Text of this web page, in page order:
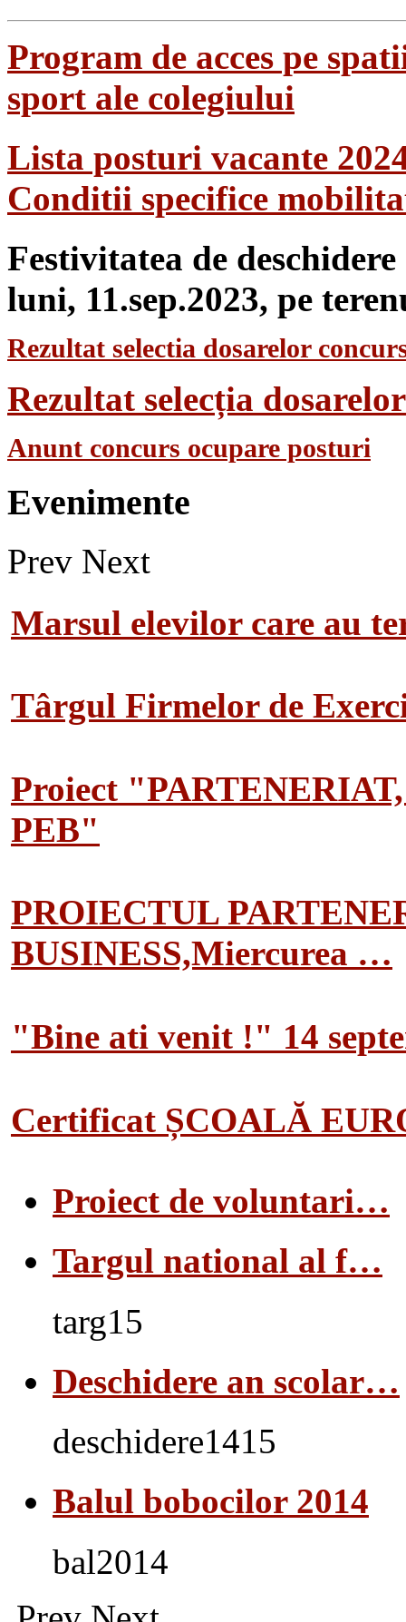
Program de acces pe
sport ale colegiului
Lista posturi vacante
Conditii specifice
Festivitatea de
luni, 11.sep.2023, pe
Rezultat selectia dosarelor
Rezultat selecția
Anunt concurs ocupare posturi
Evenimente
Prev Next
Marsul elevilor care au
Târgul Firmelor de
Proiect
PEB"
PROIECTUL
BUSINESS,Miercurea …
"Bine ati venit !" 14
Certificat ȘCOALĂ
Proiect de voluntari…
Targul national al f…
targ15
Deschidere an scolar…
deschidere1415
Balul bobocilor 2014
bal2014